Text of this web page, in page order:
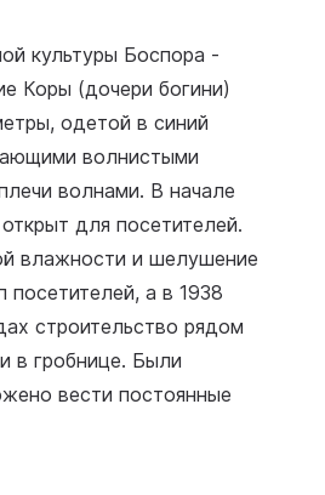
культуры Боспора -
Коры (дочери богини)
одетой в синий
волнистыми
волнами. В начале
для посетителей.
влажности и шелушение
посетителей, а в 1938
строительство рядом
в гробнице. Были
вести постоянные